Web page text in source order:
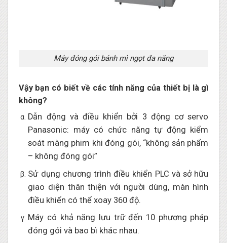
Máy đóng gói bánh mì ngọt đa năng
Vậy bạn có biết về các tính năng của thiết bị là gì
không?
Dẫn động và điều khiển bởi 3 động cơ servo
Panasonic: máy có chức năng tự động kiểm
soát màng phim khi đóng gói, “không sản phẩm
– không đóng gói”
Sử dụng chương trình điều khiển PLC và sở hữu
giao diện thân thiện với người dùng, màn hình
điều khiển có thể xoay 360 độ.
Máy có khả năng lưu trữ đến 10 phương pháp
đóng gói và bao bì khác nhau.